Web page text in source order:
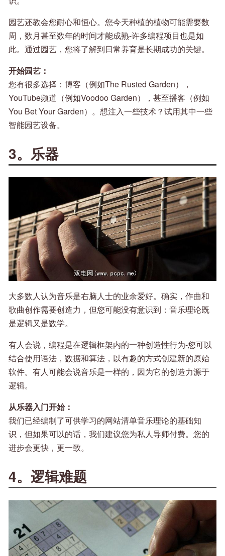
园艺还教会您耐心和恒心。您今天种植的植物可能需要数
周，数月甚至数年的时间才能成熟-许多编程项目也是如
此。通过园艺，您将了解到日常养育是长期成功的关键。
开始园艺：
您有很多选择：博客（例如The Rusted Garden），
YouTube频道（例如Voodoo Garden），甚至播客（例如
You Bet Your Garden）。想注入一些技术？试用其中一些
智能园艺设备。
3。乐器
大多数人认为音乐是右脑人士的业余爱好。确实，作曲和
歌曲创作需要创造力，但您可能没有意识到：音乐理论既
是逻辑又是数学。
有人会说，编程是在逻辑框架内的一种创造性行为-您可以
结合使用语法，数据和算法，以有趣的方式创建新的原始
软件。有人可能会说音乐是一样的，因为它的创造力源于
逻辑。
从乐器入门开始：
我们已经编制了可供学习的网站清单音乐理论的基础知
识，但如果可以的话，我们建议您为私人导师付费。您的
进步会更快，更一致。
4。逻辑难题